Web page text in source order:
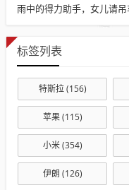
标签列表
特斯拉(156)
苹果(115)
小米(354)
伊朗 (126)